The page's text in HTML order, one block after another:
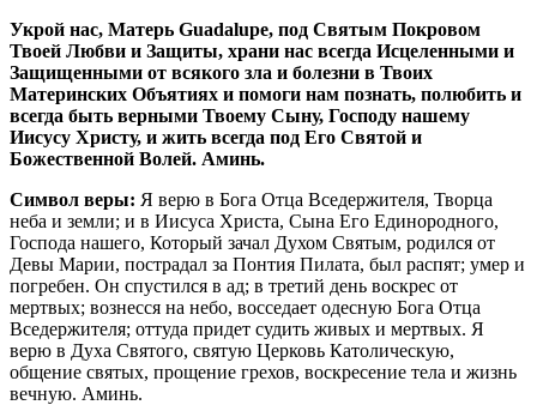
Укрой нас, Матерь Guadalupe, под Святым Покровом
Твоей Любви и Защиты, храни нас всегда Исцеленными и
Защищенными от всякого зла и болезни в Твоих
Материнских Объятиях и помоги нам познать, полюбить и
всегда быть верными Твоему Сыну, Господу нашему
Иисусу Христу, и жить всегда под Его Святой и
Божественной Волей. Аминь.
Символ веры: Я верю в Бога Отца Вседержителя, Творца
неба и земли; и в Иисуса Христа, Сына Его Единородного,
Господа нашего, Который зачал Духом Святым, родился от
Девы Марии, пострадал за Понтия Пилата, был распят; умер и
погребен. Он спустился в ад; в третий день воскрес от
мертвых; вознесся на небо, восседает одесную Бога Отца
Вседержителя; оттуда придет судить живых и мертвых. Я
верю в Духа Святого, святую Церковь Католическую,
общение святых, прощение грехов, воскресение тела и жизнь
вечную. Аминь.